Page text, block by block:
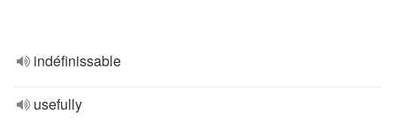
indéfinissable
usefully